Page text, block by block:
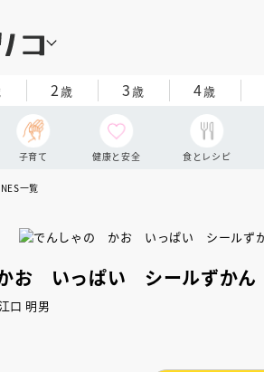
2歳 3歳 4歳
子育て 健康と安全 食とレシピ
一覧
お いっぱい シールずか
口 明男